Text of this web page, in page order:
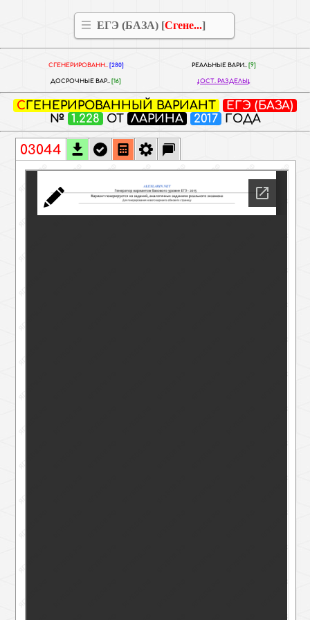
ЕГЭ (БАЗА) [Сгене...]
СГЕНЕРИРОВАНН.. [280] РЕАЛЬНЫЕ ВАРИ.. [9]
ДОСРОЧНЫЕ ВАР.. [16] ОСТ. РАЗДЕЛЫ
СГЕНЕРИРОВАННЫЙ ВАРИАНТ
ЕГЭ (БАЗА)
№ 1.228 ОТ ЛАРИНА 2017 ГОДА
03044